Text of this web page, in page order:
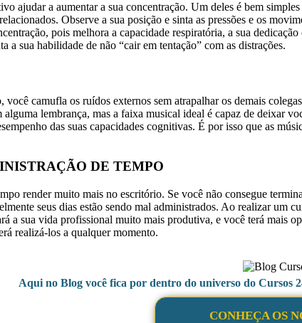
ajudar a aumentar a sua concentração. Um deles é bem
Observe a sua posição e sinta as pressões e os
pois melhora a capacidade respiratória, a sua
a sua habilidade de não “cair em tentação” com as distrações.
camufla os ruídos externos sem atrapalhar os demais
lembrança, mas a faixa musical ideal é capaz de deixar
das suas capacidades cognitivas. É por isso que as
DE TEMPO
render muito mais no escritório. Se você não consegue
seus dias estão sendo mal administrados. Ao realizar um
a sua vida profissional muito mais produtiva, e você terá mais
realizá-los a qualquer momento.
Aqui no Blog você fica por dentro do universo do Cursos
CONHEÇA OS